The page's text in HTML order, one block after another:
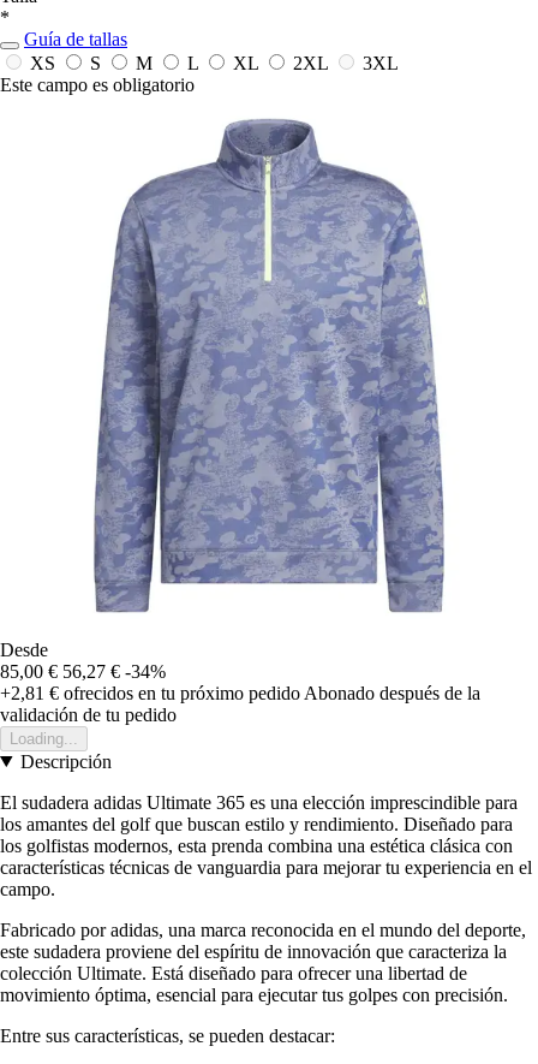
*
Guía de tallas
XS
S M L XL 2XL
3XL
Este campo es obligatorio
Desde
85,00 € 56,27 € -34%
+2,81 € ofrecidos en tu próximo pedido Abonado después de la
validación de tu pedido
Loading...
Descripción
El sudadera adidas Ultimate 365 es una elección imprescindible para
los amantes del golf que buscan estilo y rendimiento. Diseñado para
los golfistas modernos, esta prenda combina una estética clásica con
características técnicas de vanguardia para mejorar tu experiencia en el
campo.
Fabricado por adidas, una marca reconocida en el mundo del deporte,
este sudadera proviene del espíritu de innovación que caracteriza la
colección Ultimate. Está diseñado para ofrecer una libertad de
movimiento óptima, esencial para ejecutar tus golpes con precisión.
Entre sus características, se pueden destacar: